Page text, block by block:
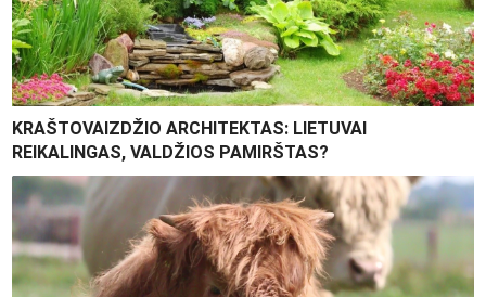
KRAŠTOVAIZDŽIO ARCHITEKTAS: LIETUVAI
REIKALINGAS, VALDŽIOS PAMIRŠTAS?